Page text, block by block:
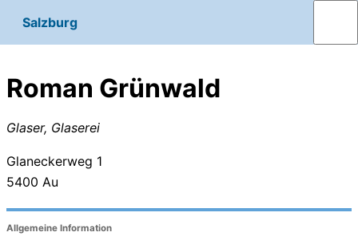
Salzburg
Roman Grünwald
Glaser, Glaserei
Glaneckerweg 1
5400 Au
Allgemeine Information